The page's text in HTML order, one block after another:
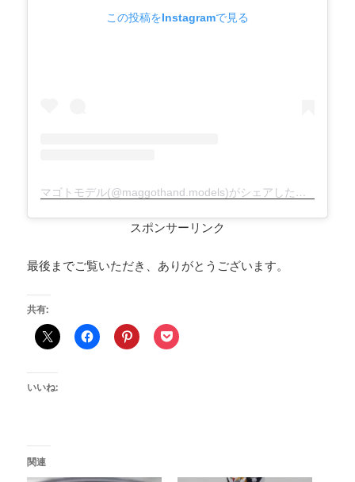
この投稿をInstagramで見る
マゴトモデル(@maggothand.models)がシェアした投稿
スポンサーリンク
最後までご覧いただき、ありがとうございます。
共有:
いいね:
関連